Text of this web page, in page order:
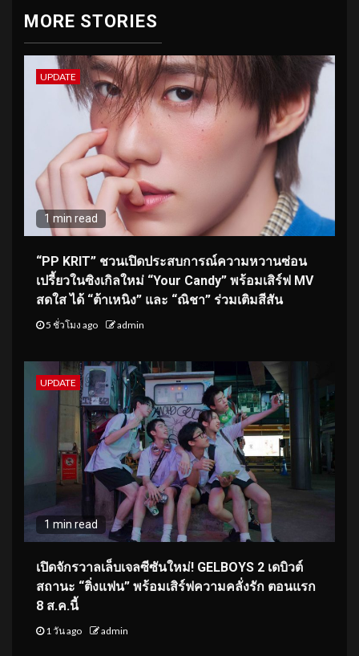
MORE STORIES
UPDATE
1 min read
“PP KRIT” ชวนเปิดประสบการณ์ความหวานซ่อน
เปรี้ยวในซิงเกิลใหม่ “Your Candy” พร้อมเสิร์ฟ MV
สดใส ได้ “ต้าเหนิง” และ “ณิชา” ร่วมเติมสีสัน
5 ชั่วโมง ago admin
UPDATE
1 min read
เปิดจักรวาลเล็บเจลซีซันใหม่! GELBOYS 2 เดบิวต์
สถานะ “ติ่งแฟน” พร้อมเสิร์ฟความคลั่งรัก ตอนแรก
8 ส.ค.นี้
1 วัน ago admin